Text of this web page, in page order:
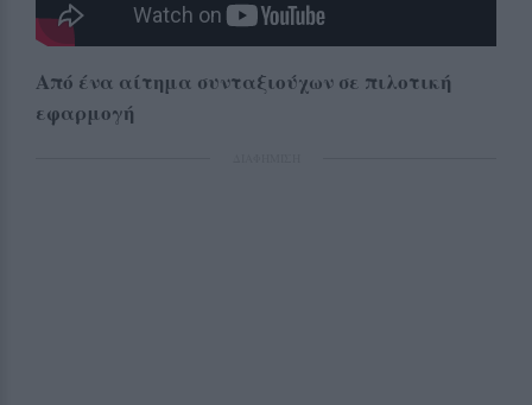
Από ένα αίτημα συνταξιούχων σε πιλοτική
εφαρμογή